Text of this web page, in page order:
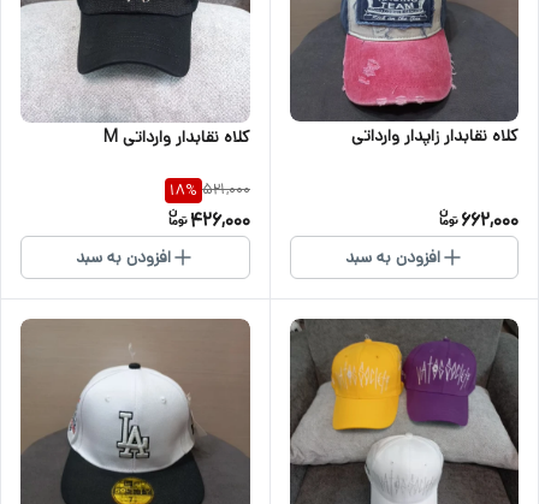
کلاه نقابدار زاپدار وارداتی
662,000
افزودن به سبد
کلاه نقابدار وارداتی M
521,000
18%
426,000
افزودن به سبد